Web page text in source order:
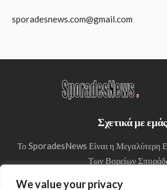
We value your privacy
sporadesnews.com@gmail.com
Σχετικά με εμάς
Το SporadesNews Είναι η Μεγαλύτερη
Των Βορείων